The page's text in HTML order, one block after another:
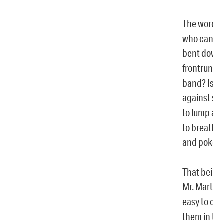
The
who
bent
band?
against
to lump
to
and
That
Mr.
easy to
them in